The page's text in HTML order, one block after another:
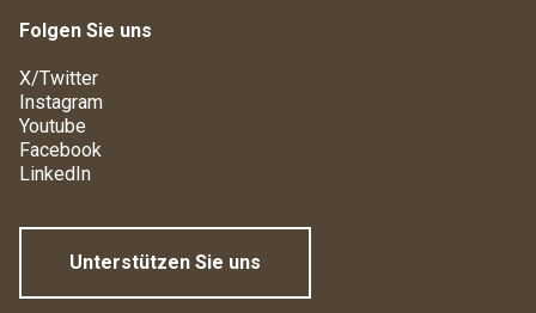
Folgen Sie uns
X/Twitter
Instagram
Youtube
Facebook
LinkedIn
Unterstützen Sie uns